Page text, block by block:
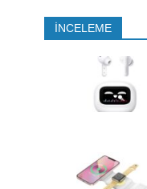
İNCELEME